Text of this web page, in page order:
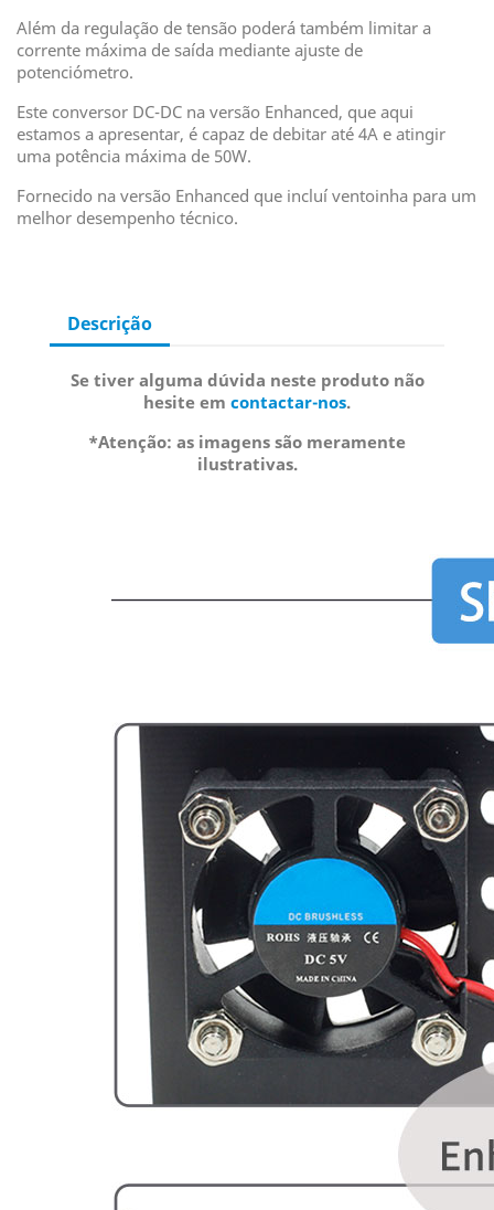
Além da regulação de tensão poderá também limitar a
corrente máxima de saída mediante ajuste de
potenciómetro.
Este conversor DC-DC na versão Enhanced, que aqui
estamos a apresentar, é capaz de debitar até 4A e atingir
uma potência máxima de 50W.
Fornecido na versão Enhanced que incluí ventoinha para um
melhor desempenho técnico.
Descrição
Se tiver alguma dúvida neste produto não
hesite em contactar-nos.
*Atenção: as imagens são meramente
ilustrativas.